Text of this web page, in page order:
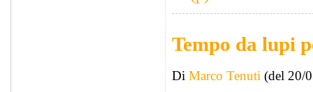
Tempo da lupi
Di Marco Tenuti (del 20/